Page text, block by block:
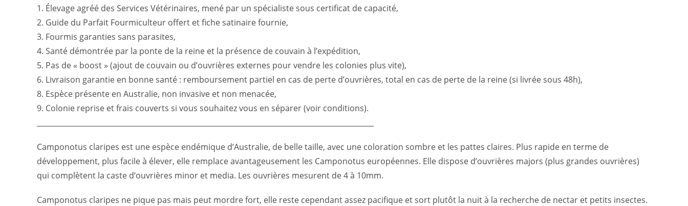
1. Élevage agréé des Services Vétérinaires, mené par un spécialiste sous certificat de capacité,
2. Guide du Parfait Fourmiculteur offert et fiche satinaire fournie,
3. Fourmis garanties sans parasites,
4. Santé démontrée par la ponte de la reine et la présence de couvain à l’expédition,
5. Pas de « boost » (ajout de couvain ou d’ouvrières externes pour vendre les colonies plus vite),
6. Livraison garantie en bonne santé : remboursement partiel en cas de perte d’ouvrières, total en cas de perte de la reine (si livrée sous 48h),
8. Espèce présente en Australie, non invasive et non menacée,
9. Colonie reprise et frais couverts si vous souhaitez vous en séparer (voir conditions).
Camponotus claripes est une espèce endémique d’Australie, de belle taille, avec une coloration sombre et les pattes claires. Plus rapide en terme de
développement, plus facile à élever, elle remplace avantageusement les Camponotus européennes. Elle dispose d’ouvrières majors (plus grandes ouvrières)
qui complètent la caste d’ouvrières minor et media. Les ouvrières mesurent de 4 à 10mm.
Camponotus claripes ne pique pas mais peut mordre fort, elle reste cependant assez pacifique et sort plutôt la nuit à la recherche de nectar et petits insectes.